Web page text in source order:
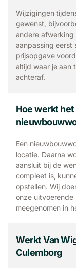
Wijzigingen
gewenst,
andere
aanpassing eerst
prijsopgave
altijd waar je aan
achteraf.
Hoe werkt
Een
locatie. Daarna
aansluit bij de
compleet is,
opstellen. Wij
onze uitvoerende
meegenomen in
Werkt Van
Culemborg